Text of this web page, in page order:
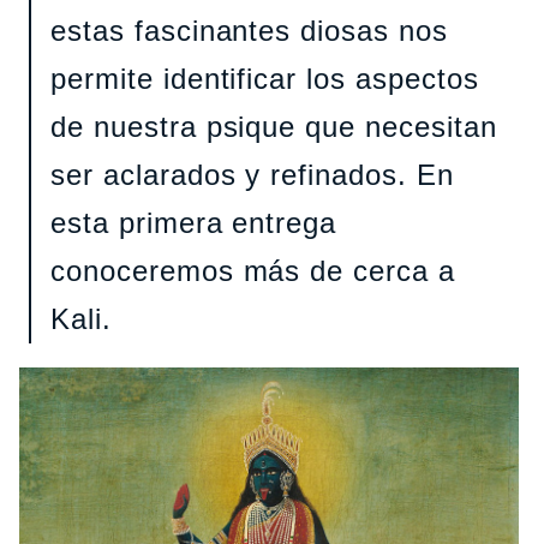
estas fascinantes diosas nos
permite identificar los aspectos
de nuestra psique que necesitan
ser aclarados y refinados. En
esta primera entrega
conoceremos más de cerca a
Kali.